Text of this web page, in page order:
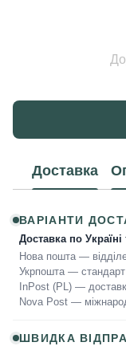
Доставка
ВАРІАНТИ
Доставка по Україні
Нова пошта —
Укрпошта — стандарт
InPost (PL) —
Nova Post —
ШВИДКА